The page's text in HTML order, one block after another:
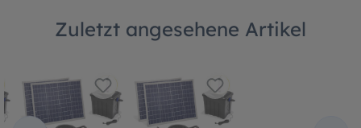
Zuletzt angesehene Artikel